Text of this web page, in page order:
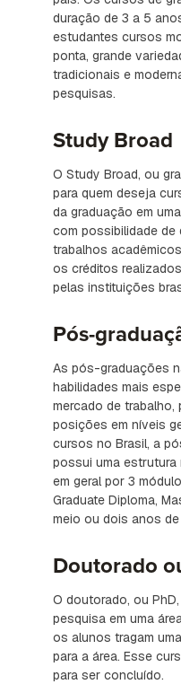
duração de 3 a 5
estudantes cursos
ponta, grande
tradicionais e
pesquisas.
Study Broad
O Study Broad, ou
para quem deseja
da graduação em
com possibilidade
trabalhos
os créditos
pelas instituições
Pós-
As pós-graduações
habilidades mais
mercado de trabalho,
posições em níveis
cursos no Brasil, a
possui uma
em geral por 3
Graduate Diploma,
meio ou dois anos
Doutorado
O doutorado, ou
pesquisa em uma
os alunos tragam
para a área. Esse
para ser concluído.